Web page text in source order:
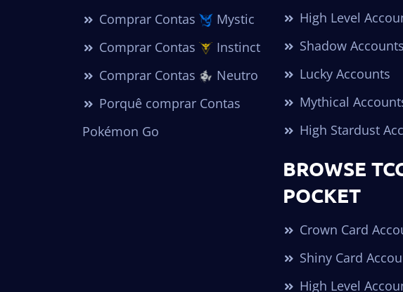
Comprar Contas
Mystic
Comprar Contas
Instinct
Comprar Contas
Neutro
Porquê comprar Contas
Pokémon Go
High Level
Shadow Accounts
Lucky Accounts
Mythical
High Stardust
BROWSE
POCKET
Crown Card
Shiny Card
High Level